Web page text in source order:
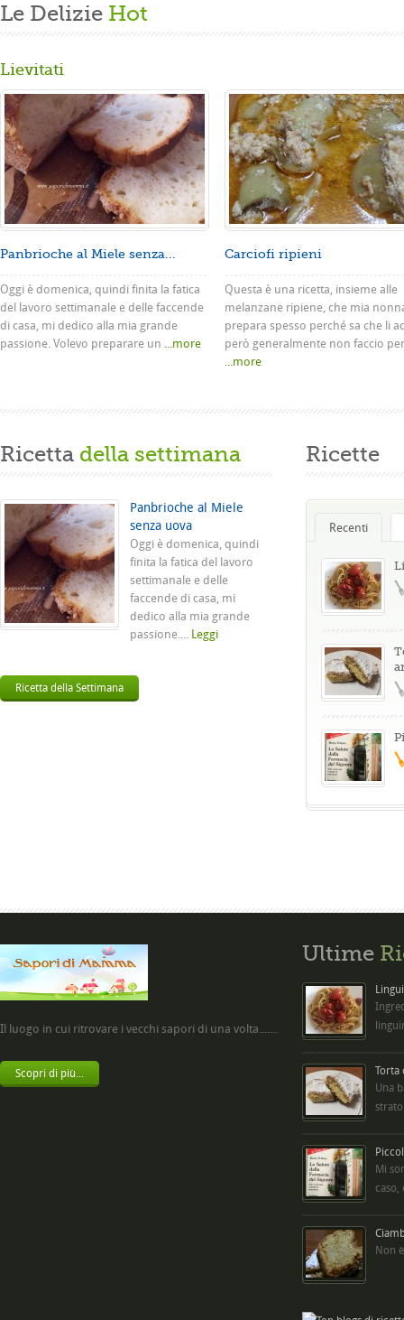
Le Delizie Hot
Lievitati
Panbrioche al Miele senza...
Oggi è domenica, quindi finita la fatica
del lavoro settimanale e delle faccende
di casa, mi dedico alla mia grande
passione. Volevo preparare un ...more
Carciofi ripieni
Questa è una ricetta, insieme alle
melanzane ripiene, che mia
prepara spesso perché sa che li
però generalmente non faccio
...more
Ricetta della settimana
Panbrioche al Miele
senza uova
Oggi è domenica, quindi
finita la fatica del lavoro
settimanale e delle
faccende di casa, mi
dedico alla mia grande
passione.... Leggi
Ricetta della Settimana
Ricette
Recenti
Il luogo in cui ritrovare i vecchi sapori di una volta.......
Scopri di più...
Ultime
Torta
Una
Mi
caso,
Non